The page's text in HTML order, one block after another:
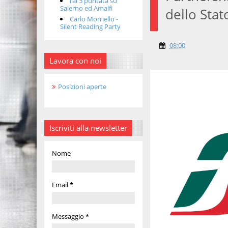
Salerno ed Amalfi
Carlo Morriello -
Silent Reading Party
Lavora con noi
Posizioni aperte
Iscriviti alla newsletter
Nome
Email*
Messaggio *
dello
08:00